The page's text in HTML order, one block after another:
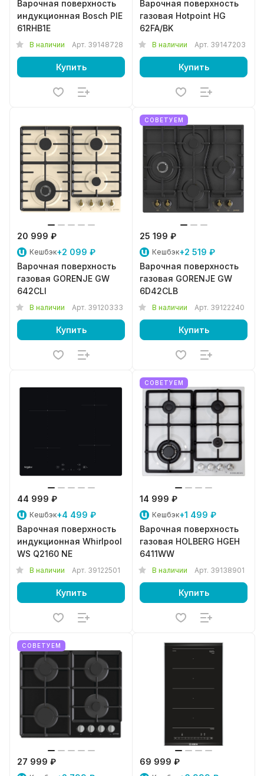
Варочная поверхность
индукционная Bosch PIE
61RHB1E
В наличии Арт. 39148728
Купить
Варочная поверхность
газовая Hotpoint HG
62FA/BK
В наличии Арт. 39147203
Купить
20 999 ₽
Кешбэк+2 099 ₽
Варочная поверхность
газовая GORENJE GW
642CLI
В наличии Арт. 39120333
Купить
СОВЕТУЕМ
25 199 ₽
Кешбэк+2 519 ₽
Варочная поверхность
газовая GORENJE GW
6D42CLB
В наличии Арт. 39122240
Купить
44 999 ₽
Кешбэк+4 499 ₽
Варочная поверхность
индукционная Whirlpool
WS Q2160 NE
В наличии Арт. 39122501
Купить
СОВЕТУЕМ
14 999 ₽
Кешбэк+1 499 ₽
Варочная поверхность
газовая HOLBERG HGEH
6411WW
В наличии Арт. 39138901
Купить
СОВЕТУЕМ
27 999 ₽ 69 999 ₽